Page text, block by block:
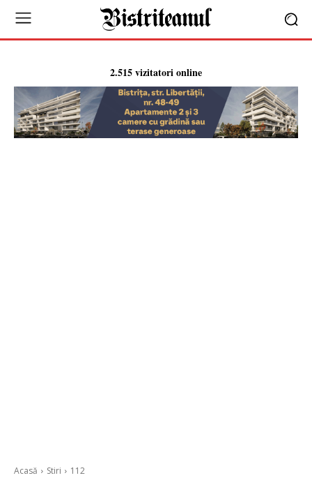
2.515 vizitatori online
Acasă Stiri 112